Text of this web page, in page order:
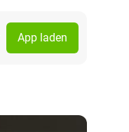
App laden